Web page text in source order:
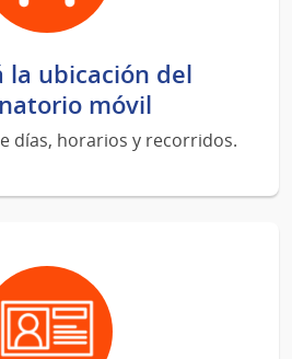
la ubicación del
móvil
días, horarios y recorridos.